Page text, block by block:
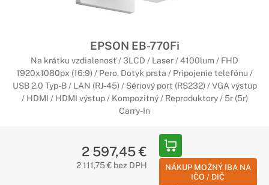
EPSON EB-770Fi
Na krátku vzdialenosť / 3LCD / Laser / 4100lum / FHD
1920x1080px (16:9) / Pero, Dotyk prsta / Pripojenie telefónu /
USB 2.0 Typ-B / LAN (RJ-45) / Sériový port (RS232) / VGA výstup
/ HDMI / HDMI výstup / Kompozitný / Reproduktory / 5r (5r)
Carry-In
2 597,45 €
2 111,75 € bez DPH
NÁKUP MOŽNÝ IBA NA
IČO / DIČ